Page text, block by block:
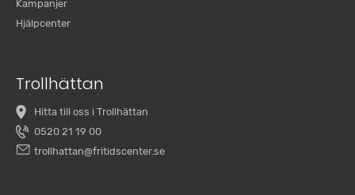
Kampanjer
Hjälpcenter
Trollhättan
Hitta till oss i Trollhättan
0520 21 19 00
trollhattan@fritidscenter.se